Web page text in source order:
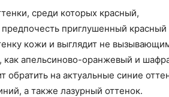
среди которых красный,
приглушенный красный
кожи и выглядит не
как апельсиново-оранжевый и
на актуальные синие
а также лазурный оттенок.